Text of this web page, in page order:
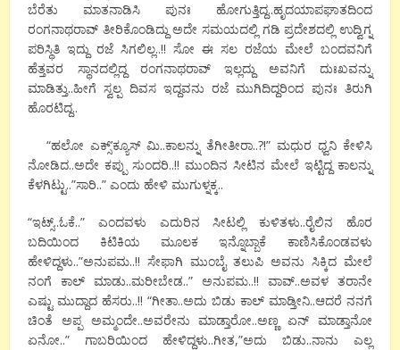
ಬೆರೆತು ಮಾತನಾಡಿಸಿ ಪುನಃ ಹೋಗುತ್ತಿದ್ದ..ಹೃದಯಾಪಘಾತದಿಂದ
ರಂಗನಾಥರಾವ್ ತೀರಿಕೊಂಡಿದ್ದು ಅದೇ ಸಮಯದಲ್ಲಿ ಗಡಿ ಪ್ರದೇಶದಲ್ಲಿ ಉದ್ವಿಗ್ನ
ಪರಿಸ್ಥಿತಿ ಇದ್ದು ರಜೆ ಸಿಗಲಿಲ್ಲ..!! ಸೋ ಈ ಸಲ ರಜೆಯ ಮೇಲೆ ಬಂದವನಿಗೆ
ಹೆತ್ತವರ ಸ್ಥಾನದಲ್ಲಿದ್ದ ರಂಗನಾಥರಾವ್ ಇಲ್ಲದ್ದು ಅವನಿಗೆ ದುಃಖವನ್ನು
ಮಾಡಿತ್ತು..ಹೀಗೆ ಸ್ವಲ್ಪ ದಿವಸ ಇದ್ದವನು ರಜೆ ಮುಗಿದಿದ್ದರಿಂದ ಪುನಃ ತಿರುಗಿ
ಹೊರಟಿದ್ದ..
“ಹಲೋ ಎಕ್ಸ್’ಕ್ಯೂಸ್ ಮಿ..ಕಾಲನ್ನು ತೆಗೀತೀರಾ..?!” ಮಧುರ ಧ್ವನಿ ಕೇಳಿಸಿ
ನೋಡಿದ..ಅದೇ ಕಪ್ಪು ಸುಂದರಿ..!! ಮುಂದಿನ ಸೀಟಿನ ಮೇಲೆ ಇಟ್ಟಿದ್ದ ಕಾಲನ್ನು
ಕೆಳಗಿಟ್ಟು..”ಸಾರಿ..” ಎಂದು ಹೇಳಿ ಮುಗುಳ್ನಕ್ಕ..
“ಇಟ್ಸ್..ಓಕೆ..” ಎಂದವಳು ಎದುರಿನ ಸೀಟಲ್ಲಿ ಕುಳಿತಳು..ರೈಲಿನ ಹೊರ
ಬದಿಯಿಂದ ಕಿಟಿಕಿಯ ಮೂಲಕ ಇನ್ನೊಬ್ಬಾಕೆ ಕಾಣಿಸಿಕೊಂಡವಳು
ಹೇಳಿದ್ದಳು..”ಅನುಪಮ..!! ಸೇಫಾಗಿ ಮುಂಬೈ ತಲುಪಿ ಅವನು ಸಿಕ್ಕಿದ ಮೇಲೆ
ನಂಗೆ ಕಾಲ್ ಮಾಡು..ಮರೀಬೇಡ..” ಅನುಪಮ..!! ವಾವ್..ಅವಳ ತರಾನೇ
ಎಷ್ಟು ಮುದ್ದಾದ ಹೆಸರು..!! “ಗೀತಾ..ಅದು ಬಿಡು ಕಾಲ್ ಮಾಡ್ತೀನಿ..ಆದರೆ ನನಗೆ
ಚಿಂತೆ ಅಪ್ಪ ಅಮ್ಮಂದೇ..ಅವರೇನು ಮಾಡ್ತಾರೋ..ಅಣ್ಣ ಏನ್ ಮಾಡ್ತಾನೋ
ಏನೋ..” ಗಾಬರಿಯಿಂದ ಹೇಳಿದ್ದಳು..ಗೀತ,”ಅದು ಬಿಡು..ನಾನು ಎಲ್ಲ